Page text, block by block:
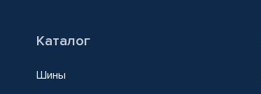
Каталог
Шины